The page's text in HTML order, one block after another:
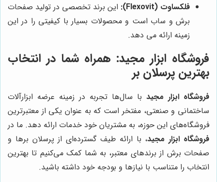
فلکساوت (Flexovit):
این برند تخصصی در تولید صفحات
برش و ساب است و محصولات بسیار با کیفیتی را در این
زمینه ارائه می دهد.
فروشگاه ابزار مجید: همراه شما در انتخاب
بهترین پرسلان بر
فروشگاه ابزار مجید با سال‌ها تجربه در زمینه عرضه ابزارآلات
ساختمانی و صنعتی، مفتخر است که به عنوان یکی از معتبرترین
فروشگاه‌های این حوزه، به مشتریان خود خدمات ارائه دهد. ما در
فروشگاه ابزار مجید، با ارائه طیف گسترده‌ای از پرسلان برها و
صفحات برش از برندهای معتبر، به شما کمک می‌کنیم تا بهترین
انتخاب را متناسب با نیازها و بودجه خود داشته باشید.